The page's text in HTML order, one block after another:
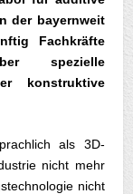
der bayernweit
Fachkräfte
spezielle
konstruktive
als 3D-
nicht mehr
nicht